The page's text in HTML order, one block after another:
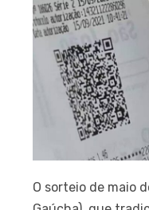
O sorteio de maio